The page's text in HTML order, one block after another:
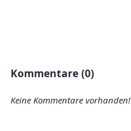
Kommentare (0)
Keine Kommentare vorhanden!